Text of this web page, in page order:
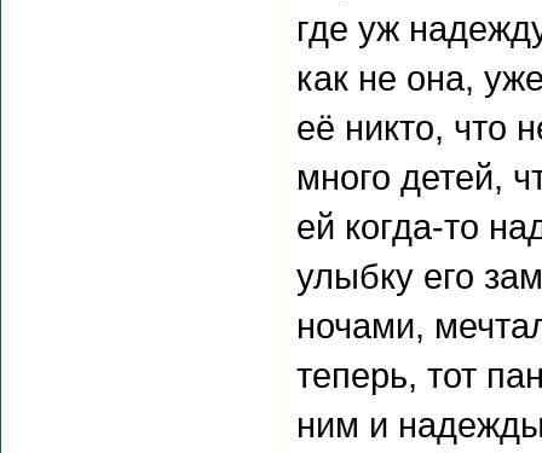
где уж
как не она,
её никто, что
много детей,
ей когда-то
улыбку его
ночами,
теперь, тот
ним и